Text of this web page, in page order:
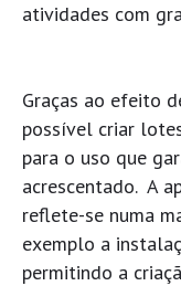
atividades com
Graças ao efeito
possível criar
para o uso que
acrescentado. A
reflete-se numa
exemplo a
permitindo a